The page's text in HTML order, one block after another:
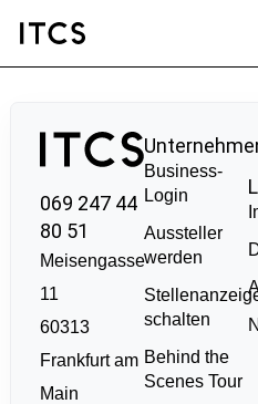
069 247 44
80 51
Meisengasse
11
60313
Frankfurt am
Main
Business-
Login
Aussteller
werden
schalten
Behind the
Scenes Tour